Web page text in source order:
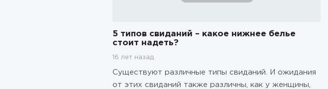
5 типов свиданий – какое нижнее белье
стоит надеть?
16 лет назад
Существуют различные типы свиданий. И ожидания
от этих свиданий также различны, как у женщины,